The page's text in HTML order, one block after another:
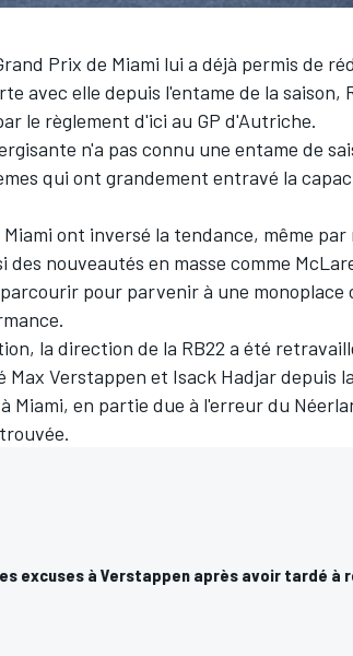
Prix de Miami lui a déjà permis de
avec elle depuis l'entame de la saison,
le règlement d'ici au GP d'Autriche.
n'a pas connu une entame de
qui ont grandement entravé la
ont inversé la tendance, même
nouveautés en masse comme
pour parvenir à une monoplace
la direction de la RB22 a été
Max Verstappen et Isack Hadjardepuis
Miami, en partie due à l'erreur du
excuses à Verstappen après avoir tardé à